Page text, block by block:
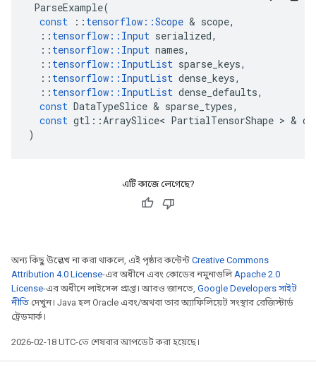
ParseExample(
const
:: tensorflow ::Scope & scope,
:: tensorflow :: Input serialized,
:: tensorflow :: Input names,
:: tensorflow :: InputList sparse_keys,
:: tensorflow :: InputList dense_keys,
:: tensorflow :: InputList dense_defaults,
const DataTypeSlice & sparse_types,
const gtl ::ArraySlice< PartialTensorShape > &
)
এটি কাজে লেগেছে?
অন্য কিছু উল্লেখ না করা থাকলে, এই পৃষ্ঠার কন্টেন্ট Creative Commons
Attribution 4.0 License-এর অধীনে এবং কোডের নমুনাগুলিApache 2.0
License-এর অধীনে লাইসেন্স প্রাপ্ত। আরও জানতে, Google Developers সাইট
নীতি দেখুন। Java হল Oracle এবং/অথবা তার অ্যাফিলিয়েট সংস্থার রেজিস্টার্ড
ট্রেডমার্ক।
2026-02-18 UTC-তে শেষবার আপডেট করা হয়েছে।